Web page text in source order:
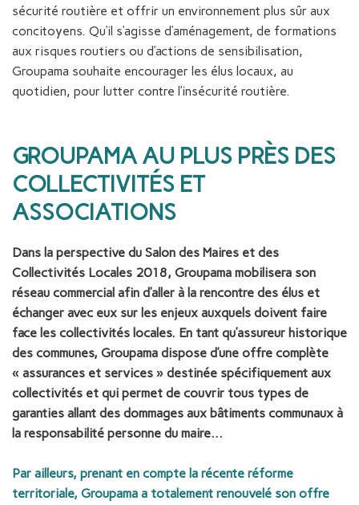
sécurité routière et offrir un environnement plus sûr aux
concitoyens. Qu’il s’agisse d’aménagement, de formations
aux risques routiers ou d’actions de sensibilisation,
Groupama souhaite encourager les élus locaux, au
quotidien, pour lutter contre l’insécurité routière.
GROUPAMA AU PLUS PRÈS DES
COLLECTIVITÉS ET
ASSOCIATIONS
Dans la perspective du Salon des Maires et des
Collectivités Locales 2018, Groupama mobilisera son
réseau commercial afin d’aller à la rencontre des élus et
échanger avec eux sur les enjeux auxquels doivent faire
face les collectivités locales. En tant qu’assureur historique
des communes, Groupama dispose d’une offre complète
« assurances et services » destinée spécifiquement aux
collectivités et qui permet de couvrir tous types de
garanties allant des dommages aux bâtiments communaux à
la responsabilité personne du maire…
Par ailleurs, prenant en compte la récente réforme
territoriale, Groupama a totalement renouvelé son offre